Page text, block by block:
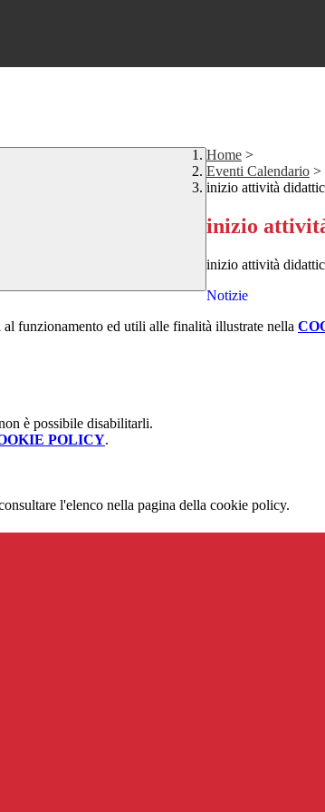
Home >
Eventi Calendario >
inizio attività
inizio
inizio attività
Notizie
funzionamento ed utili alle finalità illustrate nella
è possibile disabilitarli.
POLICY.
l'elenco nella pagina della cookie policy.